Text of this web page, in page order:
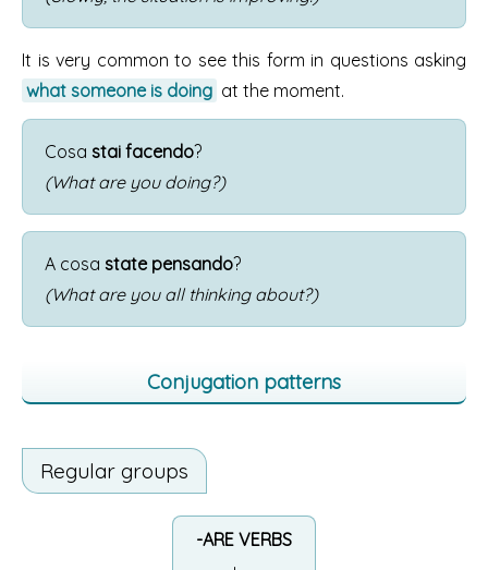
It is very common to see this form in questions asking
what someone is doing at the moment.
Cosa stai facendo?
(What are you doing?)
A cosa state pensando?
(What are you all thinking about?)
Conjugation patterns
Regular groups
-ARE VERBS